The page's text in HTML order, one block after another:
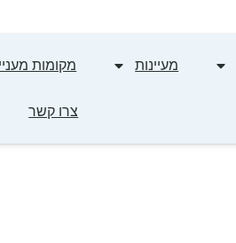
מעיינות מקומות
צרו קשר